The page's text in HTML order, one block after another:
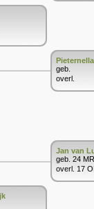
geb.
overl.
Jan van
geb. 24
overl. 17